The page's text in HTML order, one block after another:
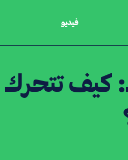
فيديو
كيف تتحرك